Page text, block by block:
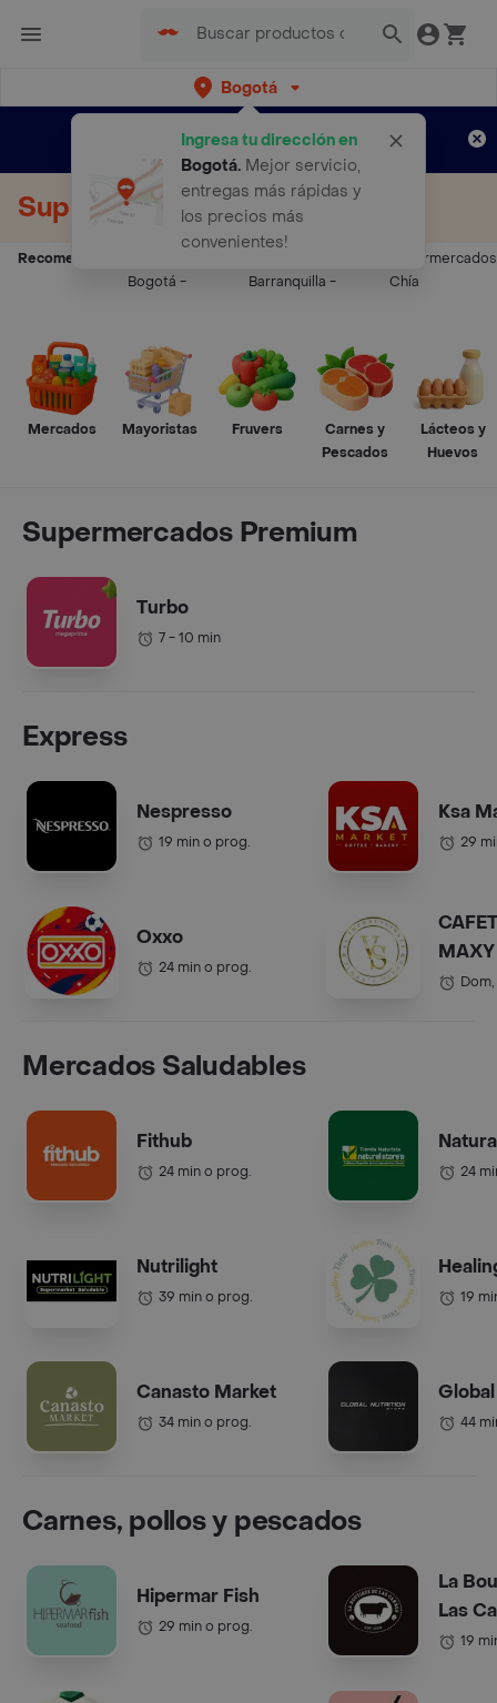
Bogotá
Ingresa tu dirección en
Bogotá. Mejor servicio,
entregas más rápidas y
los precios más
convenientes!
envíos gratis por semanas
Aplican TyC
Supermercados a Domicilio
Recomendados:
Bogotá -
Barranquilla -
Supermercados
Chía
Mercados Mayoristas Fruvers
Carnes y
Pescados
Lácteos y
Huevos
Supermercados Premium
Turbo
7 - 10 min
Express
Nespresso
19 min o prog.
Oxxo
24 min o prog.
Ksa
29
COL.).
Mercados Saludables
Fithub
24 min o prog.
Nutrilight
39 min o prog.
Canasto Market
34 min o prog.
24
19
44
Carnes, pollos y pescados
Hipermar Fish
29 min o prog.
La
Las
19